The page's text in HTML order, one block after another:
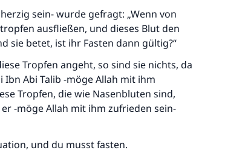
sein- wurde gefragt: „Wenn von
ausfließen, und dieses Blut den
sie betet, ist ihr Fasten dann gültig?“
Tropfen angeht, so sind sie nichts, da
Ibn Abi Talib -möge Allah mit ihm
Tropfen, die wie Nasenbluten sind,
-möge Allah mit ihm zufrieden sein-
und du musst fasten.
Frieden auf ihm- sagte:
Lohn desjenigen, der sie